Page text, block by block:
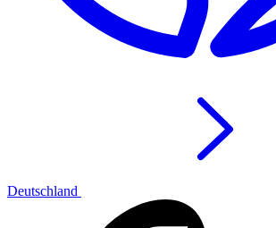
Deutschland